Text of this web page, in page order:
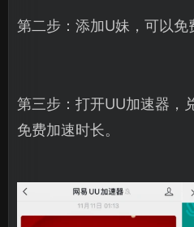
第二步：添加U妹，可以免
第三步：打开UU加速器，
免费加速时长。